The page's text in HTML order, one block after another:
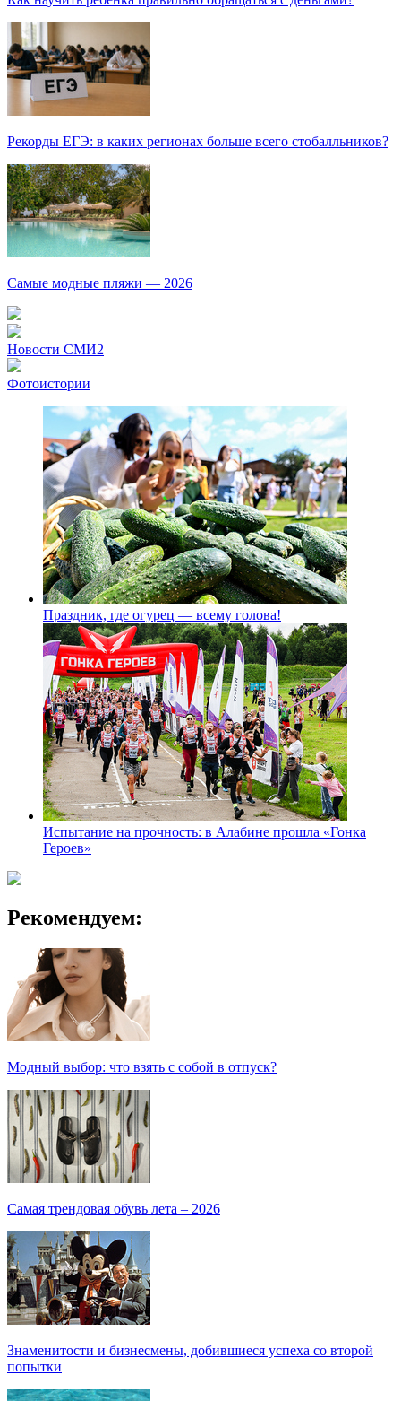
Рекорды ЕГЭ: в каких регионах больше всего стобалльников?
Самые модные пляжи — 2026
Новости СМИ2
Фотоистории
Праздник, где огурец — всему голова!
Испытание на прочность: в Алабине прошла «Гонка
Героев»
Рекомендуем:
Модный выбор: что взять с собой в отпуск?
Самая трендовая обувь лета – 2026
Знаменитости и бизнесмены, добившиеся успеха со второй
попытки